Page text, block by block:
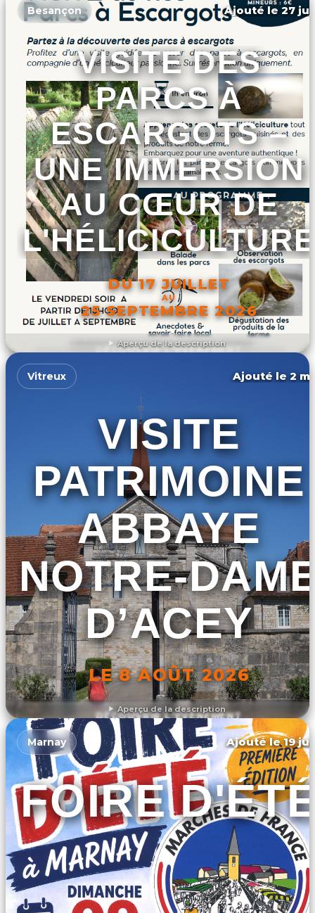
Aperçu de la description
Besançon Ajouté le 27
VISITE DES
PARCS À
ESCARGOTS –
UNE IMMERSION
AU CŒUR DE
L'HÉLICICULTURE
DU 17 JUILLET
AU
25 SEPTEMBRE 2026
DÉCOUVRIR L'ÉVÉNEMENT
Aperçu de la description
Vitreux Ajouté le 2
VISITE
PATRIMOINE
ABBAYE
NOTRE-
D’ACEY
LE 8 AOÛT 2026
DÉCOUVRIR L'ÉVÉNEMENT
Marnay Ajouté le 19
FOIRE